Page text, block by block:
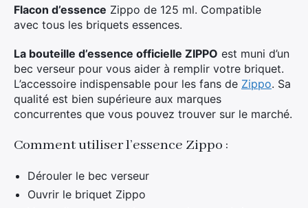
Flacon d’essence Zippo de 125 ml. Compatible
avec tous les briquets essences.
La bouteille d’essence officielle ZIPPO est muni d’un
bec verseur pour vous aider à remplir votre briquet.
L’accessoire indispensable pour les fans de Zippo. Sa
qualité est bien supérieure aux marques
concurrentes que vous pouvez trouver sur le marché.
Comment utiliser l’essence Zippo :
Dérouler le bec verseur
Ouvrir le briquet Zippo
Salé
Sucré